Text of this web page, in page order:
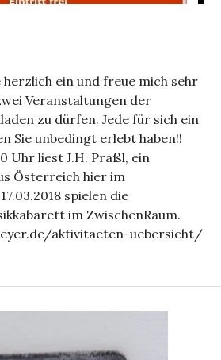
ein und freue mich sehr
Veranstaltungen der
zu dürfen. Jede für sich ein
Sie unbedingt erlebt haben!!
Uhr liest J.H. Praßl, ein
Österreich hier im
spielen die
im ZwischenRaum.
aktivitaeten-uebersicht/
und die MelanKomiker im